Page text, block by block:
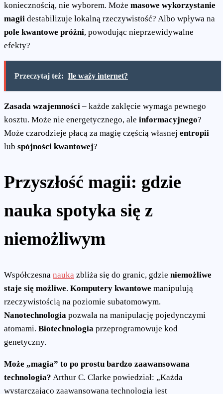
koniecznością, nie wyborem. Może masowe wykorzystanie
magii destabilizuje lokalną rzeczywistość? Albo wpływa na
pole kwantowe próżni, powodując nieprzewidywalne
efekty?
Przeczytaj też: Ile waży internet?
Zasada wzajemności – każde zaklęcie wymaga pewnego
kosztu. Może nie energetycznego, ale informacyjnego?
Może czarodzieje płacą za magię częścią własnej entropii
lub spójności kwantowej?
Przyszłość magii: gdzie
nauka spotyka się z
niemożliwym
Współczesna nauka zbliża się do granic, gdzie niemożliwe
staje się możliwe. Komputery kwantowe manipulują
rzeczywistością na poziomie subatomowym.
Nanotechnologia pozwala na manipulację pojedynczymi
atomami. Biotechnologia przeprogramowuje kod
genetyczny.
Może „magia” to po prostu bardzo zaawansowana
technologia? Arthur C. Clarke powiedział: „Każda
wystarczająco zaawansowana technologia jest